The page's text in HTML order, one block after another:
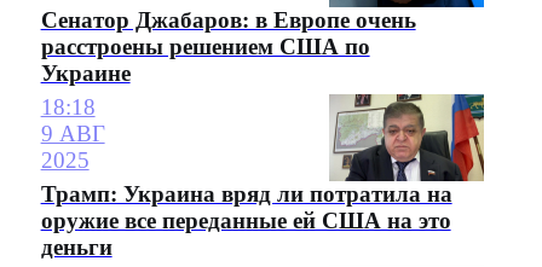
Сенатор Джабаров: в Европе очень
расстроены решением США по
Украине
18:18
9 АВГ
2025
Трамп: Украина вряд ли потратила на
оружие все переданные ей США на это
деньги